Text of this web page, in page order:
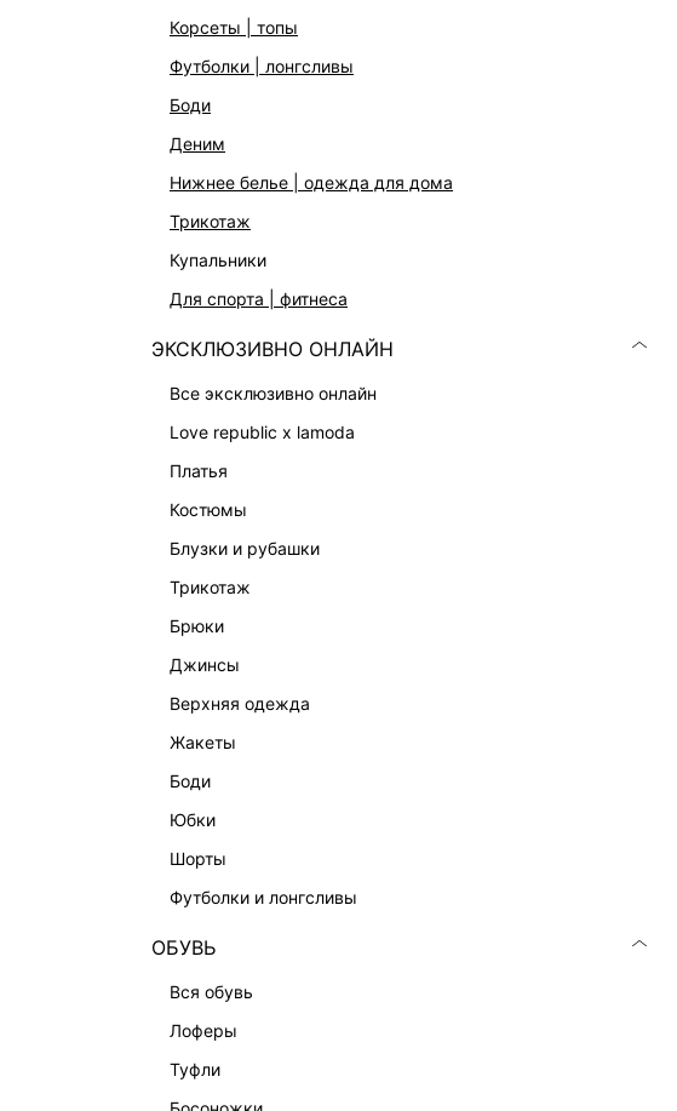
корсеты | топы
футболки | лонгсливы
боди
деним
нижнее белье | одежда для дома
трикотаж
купальники
для спорта | фитнеса
ЭКСКЛЮЗИВНО ОНЛАЙН
все эксклюзивно онлайн
love republic x lamoda
платья
костюмы
блузки и рубашки
трикотаж
брюки
джинсы
верхняя одежда
жакеты
боди
юбки
шорты
футболки и лонгсливы
ОБУВЬ
вся обувь
лоферы
туфли
ОФИСНАЯ КОЛЛЕКЦИЯ
ЭКСКЛЮЗИВНО ОНЛАЙН
АКСЕССУАРЫ | УКРАШЕНИЯ
ФИНАЛЬНАЯ РАСПРОДАЖА
ПОДАРОЧНЫЕ СЕРТИФИКАТЫ
БАЛЬЗАМЫ-ТИНТЫ
ЛИМИТИРОВАННЫЕ КОЛЛЕКЦИИ
КАПСУЛЬНЫЙ ГАРДЕРОБ
В ОТТЕНКАХ СЕРОГО
LOVE REPUBLIC MAISON
Работа в LOVE REPUBLIC